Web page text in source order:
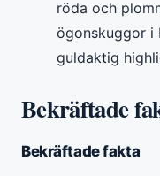
röda och
ögonskuggor i
guldaktig
Bekräftade
Bekräftade fakta